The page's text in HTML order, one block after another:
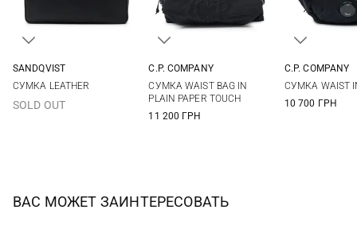
38Х26Х6СМ
SANDQVIST
СУМКА LEATHER
SOLD OUT
C.P. COMPANY
СУМКА WAIST BAG IN
PLAIN PAPER TOUCH
11 200 ГРН
C.P. COMPANY
СУМКА WAIST
10 700 ГРН
ВАС МОЖЕТ ЗАИНТЕРЕСОВАТЬ